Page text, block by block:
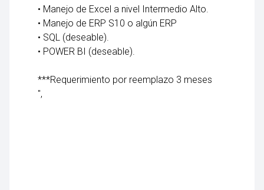
• Manejo de Excel a nivel Intermedio Alto.
• Manejo de ERP S10 o algún ERP
• SQL (deseable).
• POWER BI (deseable).
***Requerimiento por reemplazo 3 meses
",